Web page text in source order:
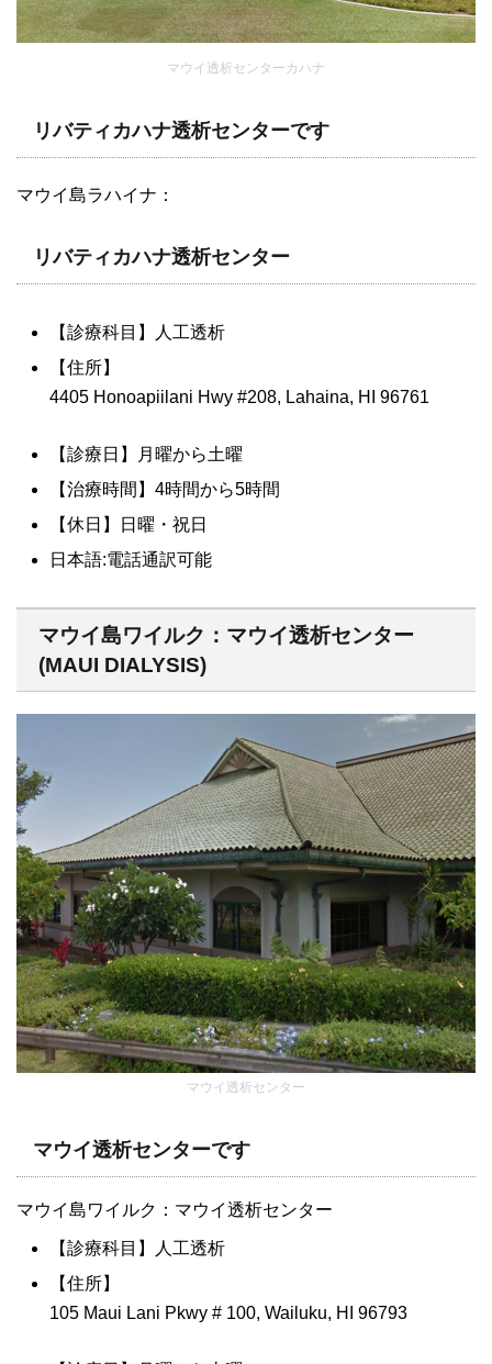
マウイ透析センターカハナ
リバティカハナ透析センターです
マウイ島ラハイナ：
リバティカハナ透析センター
【診療科目】人工透析
【住所】
4405 Honoapiilani Hwy #208, Lahaina, HI 96761
【診療日】月曜から土曜
【治療時間】4時間から5時間
【休日】日曜・祝日
日本語:電話通訳可能
マウイ島ワイルク：マウイ透析センター
(MAUI DIALYSIS)
マウイ透析センター
マウイ透析センターです
マウイ島ワイルク：マウイ透析センター
【診療科目】人工透析
【住所】
105 Maui Lani Pkwy # 100, Wailuku, HI 96793